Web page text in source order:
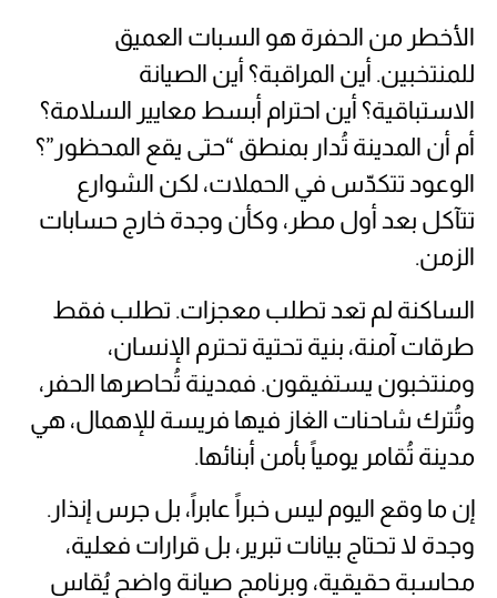
الأخطر من الحفرة هو السبات العميق
للمنتخبين. أين المراقبة؟ أين الصيانة
الاستباقية؟ أين احترام أبسط معايير السلامة؟
أم أن المدينة تُدار بمنطق “حتى يقع المحظور”؟
الوعود تتكدّس في الحملات، لكن الشوارع
تتآكل بعد أول مطر، وكأن وجدة خارج حسابات
الزمن.
الساكنة لم تعد تطلب معجزات. تطلب فقط
طرقات آمنة، بنية تحتية تحترم الإنسان،
ومنتخبون يستفيقون. فمدينة تُحاصرها الحفر،
وتُترك شاحنات الغاز فيها فريسة للإهمال، هي
مدينة تُقامر يومياً بأمن أبنائها.
إن ما وقع اليوم ليس خبراً عابراً، بل جرس إنذار.
وجدة لا تحتاج بيانات تبرير، بل قرارات فعلية،
محاسبة حقيقية، وبرنامج صيانة واضح يُقاس